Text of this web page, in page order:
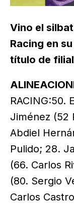
Vino el
Racing en
título de
RACING:50.
Jiménez (52
Abdiel
Pulido; 28.
(66. Carlos
(80. Sergio
Carlos